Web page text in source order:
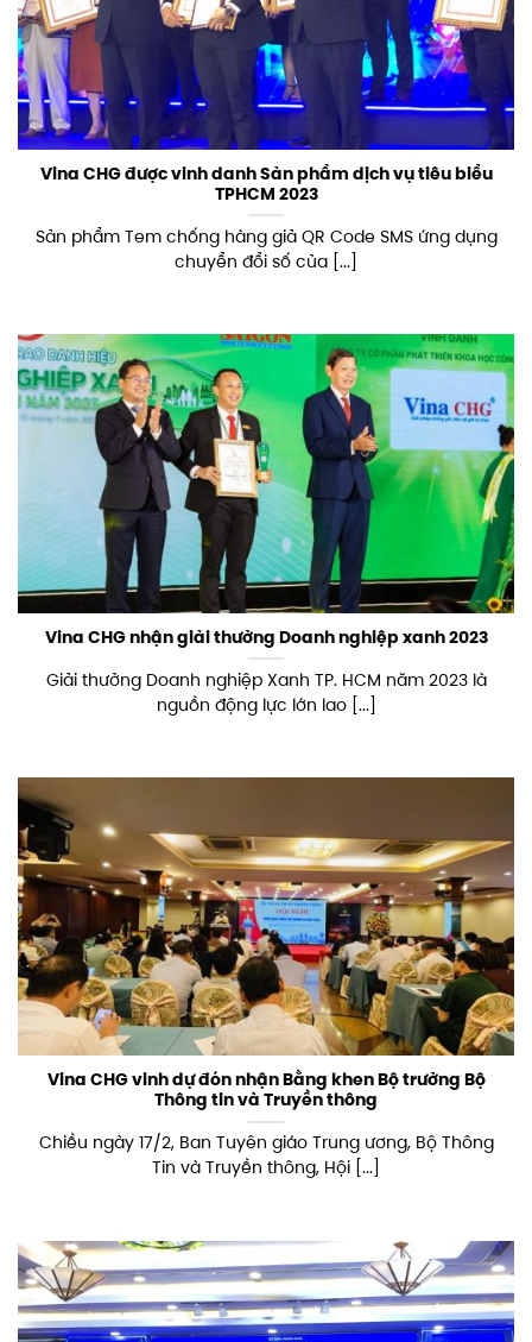
Vina CHG được vinh danh Sản phẩm dịch vụ tiêu biểu
TPHCM 2023
Sản phẩm Tem chống hàng giả QR Code SMS ứng dụng
chuyển đổi số của [...]
Vina CHG nhận giải thưởng Doanh nghiệp xanh 2023
Giải thưởng Doanh nghiệp Xanh TP. HCM năm 2023 là
nguồn động lực lớn lao [...]
Vina CHG vinh dự đón nhận Bằng khen Bộ trưởng Bộ
Thông tin và Truyền thông
Chiều ngày 17/2, Ban Tuyên giáo Trung ương, Bộ Thông
Tin và Truyền thông, Hội [...]